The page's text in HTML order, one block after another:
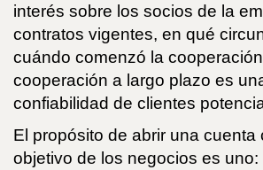
interés sobre los socios de la
contratos vigentes, en qué
cuándo comenzó la
cooperación a largo plazo es
confiabilidad de clientes
El propósito de abrir una cuenta
objetivo de los negocios es uno: